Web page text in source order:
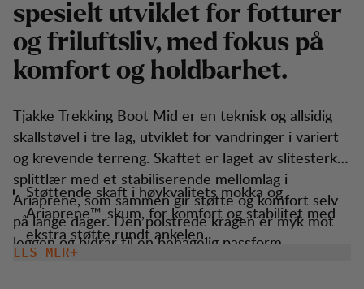
spesielt utviklet for fotturer
og friluftsliv, med fokus på
komfort og holdbarhet.
Tjakke Trekking Boot Mid er en teknisk og allsidig
skallstøvel i tre lag, utviklet for vandringer i variert
og krevende terreng. Skaftet er laget av slitesterkt
splittlær med et stabiliserende mellomlag i
Ariaprene, som sammen gir støtte og komfort selv
på lange dager. Den polstrede kragen er myk mot
leggen og bidrar til en behagelig passform.
Støvelens nedre del er konstruert med Liba Smart
Støttende skaft i høykvalitets mokka og
Ariaprene™-skum, for komfort og stabilitet med
ekstra støtte rundt ankelen.
Normal passform med romslig tåboks og
LES MER